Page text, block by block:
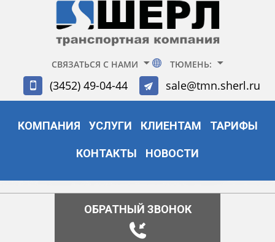
СВЯЗАТЬСЯ С НАМИ ТЮМЕНЬ:
(3452) 49-04-44 sale@tmn.sherl.ru
КОМПАНИЯ УСЛУГИ КЛИЕНТАМ ТАРИФЫ
КОНТАКТЫ НОВОСТИ
ОБРАТНЫЙ ЗВОНОК